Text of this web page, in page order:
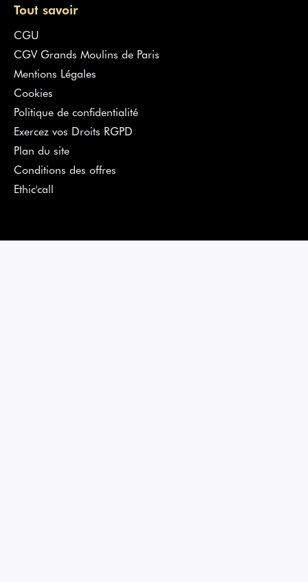
Tout savoir
CGU
CGV Grands Moulins de Paris
Mentions Légales
Cookies
Politique de confidentialité
Exercez vos Droits RGPD
Plan du site
Conditions des offres
Ethic'call